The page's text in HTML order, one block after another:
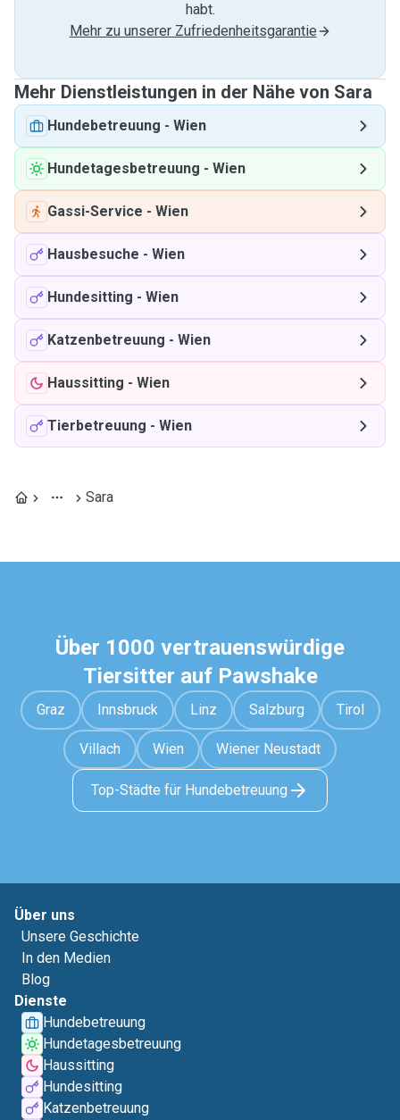
habt.
Mehr zu unserer Zufriedenheitsgarantie
Mehr Dienstleistungen in der Nähe von Sara
Hundebetreuung - Wien
Hundetagesbetreuung - Wien
Gassi-Service - Wien
Hausbesuche - Wien
Hundesitting - Wien
Katzenbetreuung - Wien
Haussitting - Wien
Tierbetreuung - Wien
Sara
Über 1000 vertrauenswürdige
Tiersitter auf Pawshake
Graz Innsbruck Linz Salzburg Tirol
Villach Wien Wiener Neustadt
Top-Städte für Hundebetreuung
Über uns
Unsere Geschichte
In den Medien
Blog
Dienste
Hundebetreuung
Hundetagesbetreuung
Haussitting
Hundesitting
Katzenbetreuung